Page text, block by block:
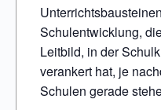
Schulentwicklung,
Leitbild, in der
verankert hat, je
Schulen gerade